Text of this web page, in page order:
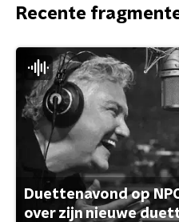
Recente
Duettenavond op
over zijn nieuwe